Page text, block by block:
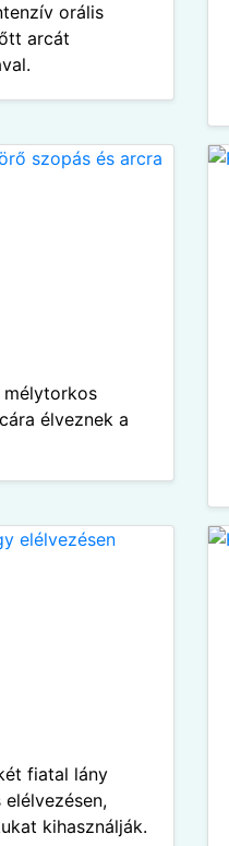
orális
arcát
mélytorkos
élveznek a
fiatal lány
kihasználják.